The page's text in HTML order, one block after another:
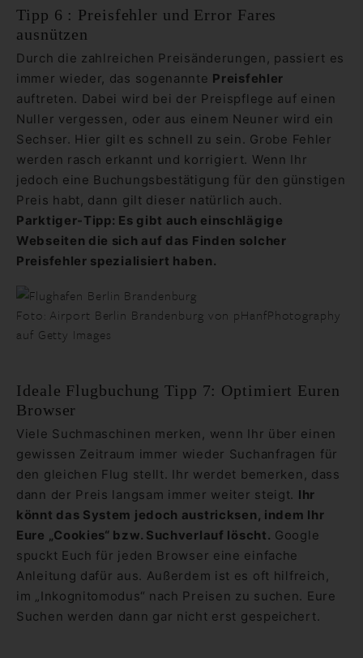
Tipp 6 : Preisfehler und Error Fares
ausnützen
Durch die zahlreichen Preisänderungen, passiert es
immer wieder, das sogenannte Preisfehler
auftreten. Dabei wird bei der Preispflege auf einen
Nuller vergessen, oder aus einem Neuner wird ein
Sechser. Hier gilt es schnell zu sein. Grobe Fehler
werden rasch erkannt und korrigiert. Wenn Ihr
jedoch eine Buchungsbestätigung für den günstigen
Preis habt, dann gilt dieser natürlich auch.
Parktiger-Tipp: Es gibt auch einschlägige
Webseiten die sich auf das Finden solcher
Preisfehler spezialisiert haben.
Foto: Airport Berlin Brandenburg von pHanfPhotography
auf Getty Images
Ideale Flugbuchung Tipp 7: Optimiert Euren
Browser
Viele Suchmaschinen merken, wenn Ihr über einen
gewissen Zeitraum immer wieder Suchanfragen für
den gleichen Flug stellt. Ihr werdet bemerken, dass
dann der Preis langsam immer weiter steigt. Ihr
könnt das System jedoch austricksen, indem Ihr
Eure „Cookies“ bzw. Suchverlauf löscht. Google
spuckt Euch für jeden Browser eine einfache
Anleitung dafür aus. Außerdem ist es oft hilfreich,
im „Inkognitomodus“ nach Preisen zu suchen. Eure
Suchen werden dann gar nicht erst gespeichert.